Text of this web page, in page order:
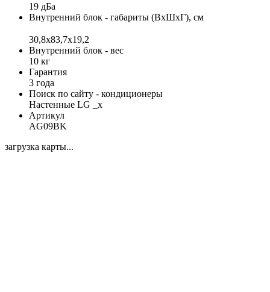
19 дБа
Внутренний блок - габариты (ВхШхГ), см
30,8x83,7x19,2
Внутренний блок - вес
10 кг
Гарантия
3 года
Поиск по сайту - кондиционеры
Настенные LG _x
Артикул
AG09BK
загрузка карты...